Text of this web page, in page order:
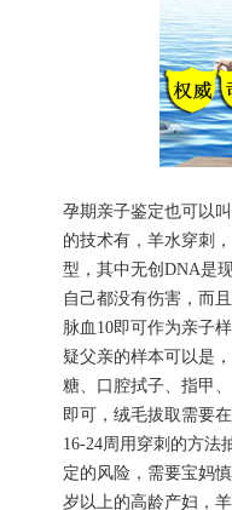
孕期亲子鉴定也可以
的技术有，羊水穿刺
型，其中无创DNA是
自己都没有伤害，而
脉血10即可作为亲子
疑父亲的样本可以是
糖、口腔拭子、指甲
即可，绒毛拔取需要
16-24周用穿刺的方法
定的风险，需要宝妈
岁以上的高龄产妇，